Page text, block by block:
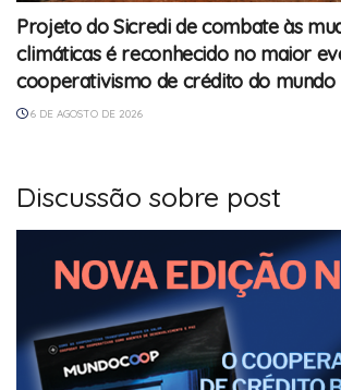
Projeto do Sicredi de combate às
climáticas é reconhecido no maior
cooperativismo de crédito do mundo
6 DE AGOSTO DE 2026
Discussão sobre post